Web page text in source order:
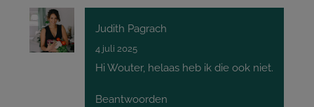
Judith Pagrach
4 juli 2025
Hi Wouter, helaas heb ik die ook niet.
Beantwoorden